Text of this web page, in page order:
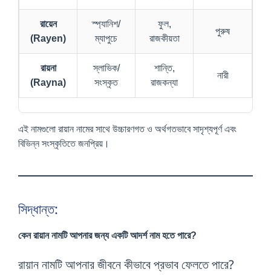
রায়েন
(Rayen)
স্প্যানিশ/
ম্যাপুচে
ফুল,
রাজকীয়তা
পুরুষ
রায়না
(Rayna)
স্লাভিক/
সংস্কৃত
শান্তি,
রাজকন্যা
নারী
এই নামগুলো রায়ান নামের সাথে উচ্চারণগত ও অর্থগতভাবে সাদৃশ্যপূর্ণ এবং
বিভিন্ন সংস্কৃতিতে জনপ্রিয়।
সিদ্ধান্ত:
কেন রায়ান নামটি আপনার জন্য একটি আদর্শ নাম হতে পারে?
রায়ান নামটি আপনার জীবনে কীভাবে প্রভাব ফেলতে পারে?